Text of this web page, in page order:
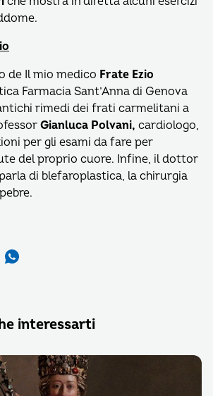
de Il mio medico Frate Ezio
Farmacia Sant’Anna di Genova
rimedi dei frati carmelitani a
Gianluca Polvani, cardiologo,
per gli esami da fare per
del proprio cuore. Infine, il dottor
di blefaroplastica, la chirurgia
interessarti